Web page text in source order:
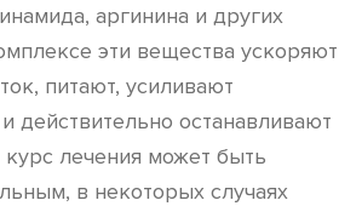
аргинина и других
эти вещества ускоряют
питают, усиливают
действительно останавливают
лечения может быть
в некоторых случаях